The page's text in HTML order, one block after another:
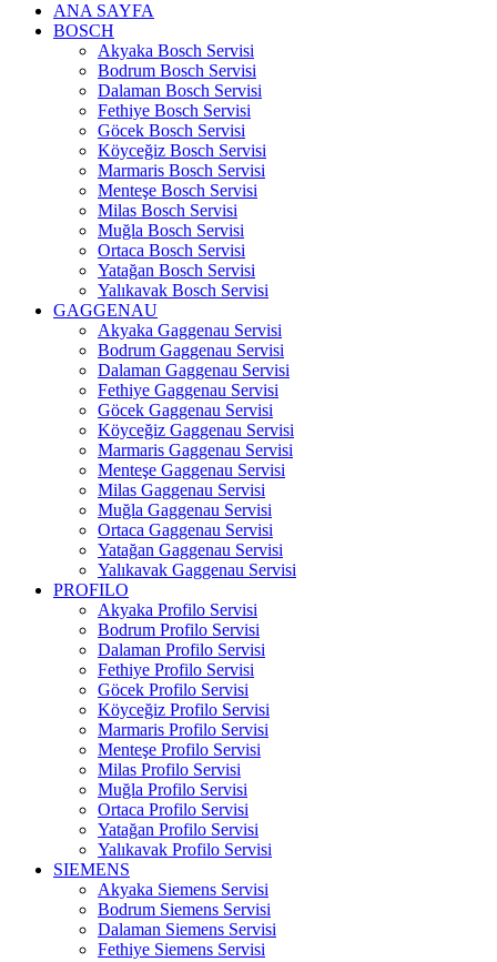
ANA SAYFA
BOSCH
Akyaka Bosch Servisi
Bodrum Bosch Servisi
Dalaman Bosch Servisi
Fethiye Bosch Servisi
Göcek Bosch Servisi
Köyceğiz Bosch Servisi
Marmaris Bosch Servisi
Menteşe Bosch Servisi
Milas Bosch Servisi
Muğla Bosch Servisi
Ortaca Bosch Servisi
Yatağan Bosch Servisi
Yalıkavak Bosch Servisi
GAGGENAU
Akyaka Gaggenau Servisi
Bodrum Gaggenau Servisi
Dalaman Gaggenau Servisi
Fethiye Gaggenau Servisi
Göcek Gaggenau Servisi
Köyceğiz Gaggenau Servisi
Marmaris Gaggenau Servisi
Menteşe Gaggenau Servisi
Milas Gaggenau Servisi
Muğla Gaggenau Servisi
Ortaca Gaggenau Servisi
Yatağan Gaggenau Servisi
Yalıkavak Gaggenau Servisi
PROFILO
Akyaka Profilo Servisi
Bodrum Profilo Servisi
Dalaman Profilo Servisi
Fethiye Profilo Servisi
Göcek Profilo Servisi
Köyceğiz Profilo Servisi
Marmaris Profilo Servisi
Menteşe Profilo Servisi
Milas Profilo Servisi
Muğla Profilo Servisi
Ortaca Profilo Servisi
Yatağan Profilo Servisi
Yalıkavak Profilo Servisi
SIEMENS
Akyaka Siemens Servisi
Bodrum Siemens Servisi
Dalaman Siemens Servisi
Fethiye Siemens Servisi